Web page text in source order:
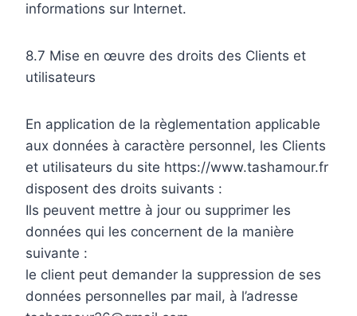
informations sur Internet.
8.7 Mise en œuvre des droits des Clients et
utilisateurs
En application de la règlementation applicable
aux données à caractère personnel, les Clients
et utilisateurs du site https://www.tashamour.fr
disposent des droits suivants :
Ils peuvent mettre à jour ou supprimer les
données qui les concernent de la manière
suivante :
le client peut demander la suppression de ses
données personnelles par mail, à l’adresse